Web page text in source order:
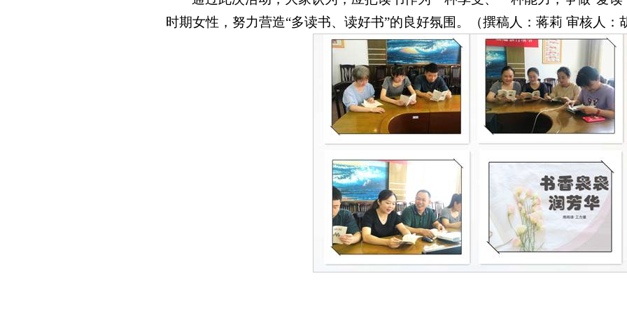
时期女性，努力营造“多读书、读好书”的良好氛围。（撰稿人：蒋莉 审核人：